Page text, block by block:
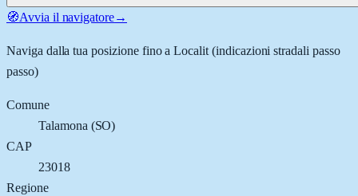
🧭Avvia il navigatore→
Naviga dalla tua posizione fino aLocalit (indicazioni stradali passo
passo)
Comune
Talamona (SO)
CAP
23018
Regione